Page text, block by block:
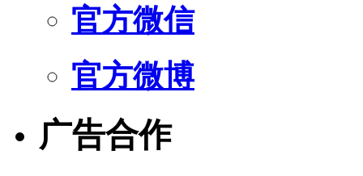
官方微信
官方微博
广告合作